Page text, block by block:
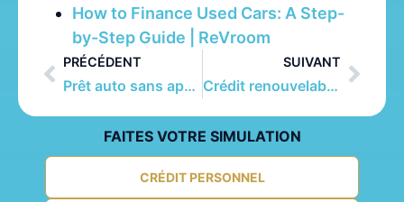
How to Finance Used Cars: A Step-
by-Step Guide | ReVroom
PRÉCÉDENT
Prêt auto sans apport : Guide complet Belgique
SUIVANT
Crédit renouvelable : Guide complet et fonctionnement
FAITES VOTRE SIMULATION
CRÉDIT PERSONNEL